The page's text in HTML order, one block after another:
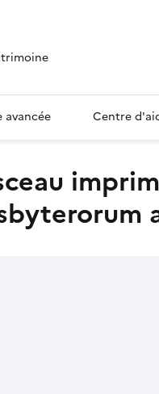
avancée Centre